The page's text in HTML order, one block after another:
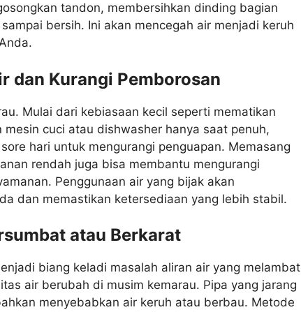
tandon, membersihkan dinding bagian
bersih. Ini akan mencegah air menjadi keruh
dan Kurangi Pemborosan
Mulai dari kebiasaan kecil seperti mematikan
cuci atau dishwasher hanya saat penuh,
hari untuk mengurangi penguapan. Memasang
rendah juga bisa membantu mengurangi
Penggunaan air yang bijak akan
dan memastikan ketersediaan yang lebih stabil.
atau Berkarat
biang keladi masalah aliran air yang melambat
air berubah di musim kemarau. Pipa yang jarang
menyebabkan air keruh atau berbau. Metode